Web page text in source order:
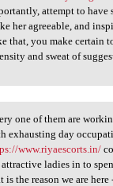
attempt to have
her agreeable, and
that, you make certain
and sweat of
one of them are
one of them are
exhausting day
www.riyaescorts.in/
ladies in to
is the reason we are